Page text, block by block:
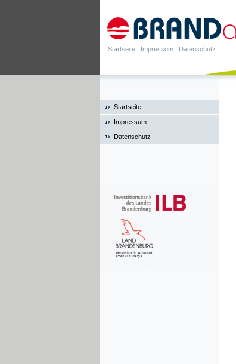
Startseite | Impressum | Datenschutz
Startseite
Impressum
Datenschutz